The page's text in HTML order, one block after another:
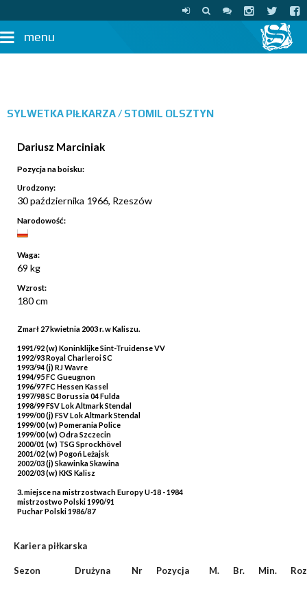
menu
SYLWETKA PIŁKARZA / STOMIL OLSZTYN
Dariusz Marciniak
Pozycja na boisku:
Urodzony:
30 października 1966, Rzeszów
Narodowość:
Waga:
69 kg
Wzrost:
180 cm
Zmarł 27 kwietnia 2003 r. w Kaliszu.
1991/92 (w) Koninklijke Sint-Truidense VV
1992/93 Royal Charleroi SC
1993/94 (j) RJ Wavre
1994/95 FC Gueugnon
1996/97 FC Hessen Kassel
1997/98 SC Borussia 04 Fulda
1998/99 FSV Lok Altmark Stendal
1999/00 (j) FSV Lok Altmark Stendal
1999/00 (w) Pomerania Police
1999/00 (w) Odra Szczecin
2000/01 (w) TSG Sprockhövel
2001/02 (w) Pogoń Leżajsk
2002/03 (j) Skawinka Skawina
2002/03 (w) KKS Kalisz
3. miejsce na mistrzostwach Europy U-18 - 1984
mistrzostwo Polski 1990/91
Puchar Polski 1986/87
Kariera piłkarska
Sezon Drużyna Nr Pozycja M. Br. Min.